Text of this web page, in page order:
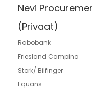
Nevi
(Privaat)
Rabobank
Friesland Campina
Stork/ Bilfinger
Equans